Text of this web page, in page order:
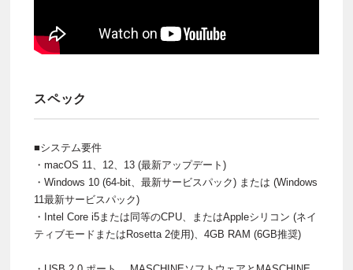
スペック
■システム要件
・macOS 11、12、13 (最新アップデート)
・Windows 10 (64-bit、最新サービスパック) または (Windows
11最新サービスパック)
・Intel Core i5または同等のCPU、またはAppleシリコン (ネイ
ティブモードまたはRosetta 2使用)、4GB RAM (6GB推奨)